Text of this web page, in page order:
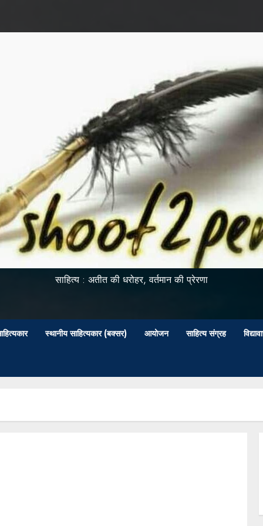
साहित्य : अतीत की धरोहर, वर्तमान की प्रेरणा
स्थानीय साहित्यकार (बक्सर) आयोजन साहित्य संग्रह